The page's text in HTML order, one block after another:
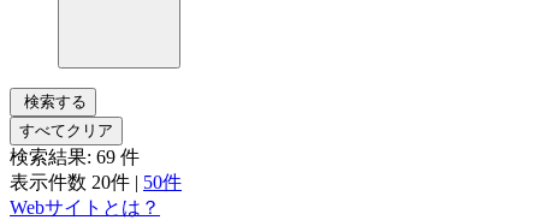
検索する
すべてクリア
検索結果: 69 件
表示件数 20件 | 50件
Webサイトとは？